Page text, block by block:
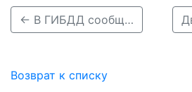
← В ГИБДД сообщили подробности смертельного ДТП в Володарском районе
Возврат к списку